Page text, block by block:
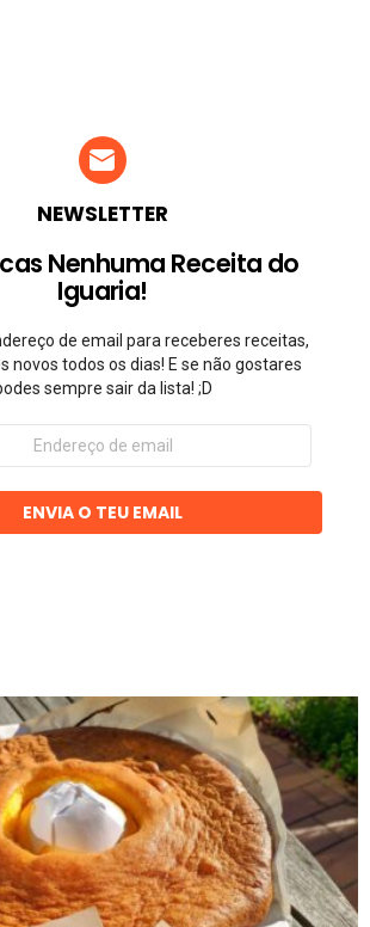
NEWSLETTER
Nenhuma Receita do
Iguaria!
de email para receberes receitas,
novos todos os dias! E se não gostares
sempre sair da lista! ;D
ENVIA O TEU EMAIL